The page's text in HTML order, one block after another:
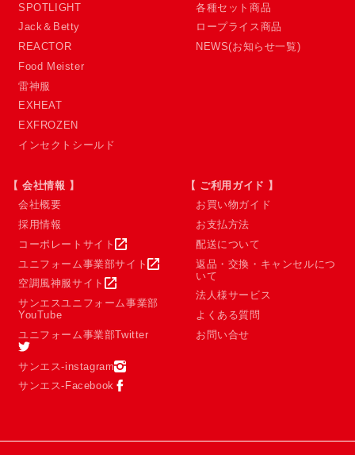
SPOTLIGHT
Jack＆Betty
REACTOR
Food Meister
雷神服
EXHEAT
EXFROZEN
インセクトシールド
各種セット商品
ロープライス商品
NEWS(お知らせ一覧)
【 会社情報 】
会社概要
採用情報
コーポレートサイト
ユニフォーム事業部サイト
空調風神服サイト
サンエスユニフォーム事業部
YouTube
ユニフォーム事業部Twitter
サンエス-instagram
サンエス-Facebook
【 ご利用ガイド 】
お買い物ガイド
お支払方法
配送について
返品・交換・キャンセルにつ
いて
法人様サービス
よくある質問
お問い合せ